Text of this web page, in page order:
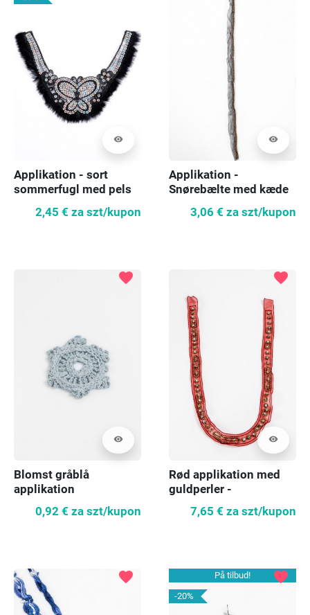
visibility
Applikation - sort
sommerfugl med pels
2,45 € za szt/kupon
visibility
Applikation -
Snørebælte med kæde
3,06 € za szt/kupon
visibility
favorite
Blomst gråblå
applikation
0,92 € za szt/kupon
visibility
favorite
Rød applikation med
guldperler -
7,65 € za szt/kupon
favorite
På tilbud!
-20%
favorite